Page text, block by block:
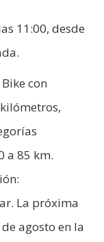
11:00, desde
con
a 85 km.
La próxima
agosto en la